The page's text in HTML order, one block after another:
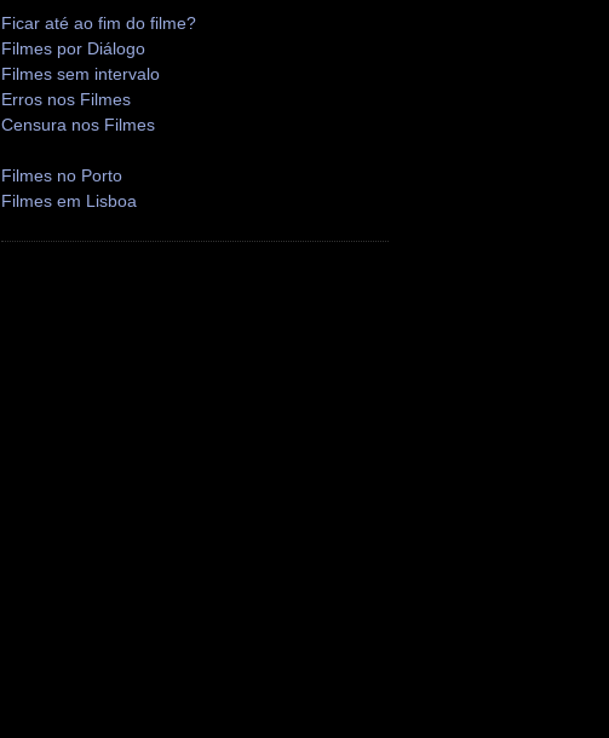
Ficar até ao fim do filme?
Filmes por Diálogo
Filmes sem intervalo
Erros nos Filmes
Censura nos Filmes
Filmes no Porto
Filmes em Lisboa